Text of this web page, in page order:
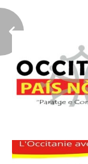
de
l’article